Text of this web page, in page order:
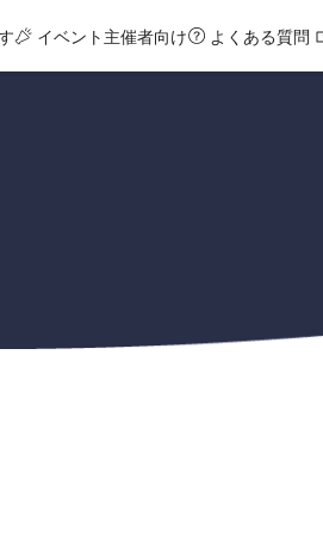
イベント主催者向け よくある質問